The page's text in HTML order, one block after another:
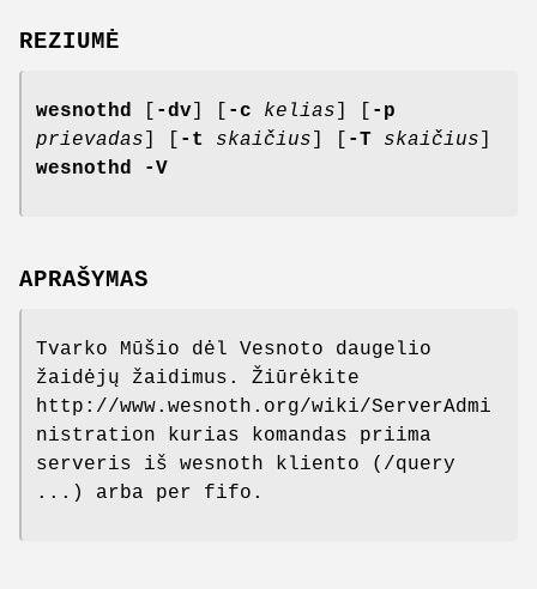
REZIUMĖ
wesnothd -dv -c kelias
-p
prievadas
-t skaičius -T skaičius
wesnothd
-V
APRAŠYMAS
Tvarko Mūšio dėl Vesnoto daugelio
žaidėjų žaidimus. Žiūrėkite
http://www.wesnoth.org/wiki/ServerAdmi
nistration kurias komandas priima
serveris iš wesnoth kliento (/query
...) arba per fifo.